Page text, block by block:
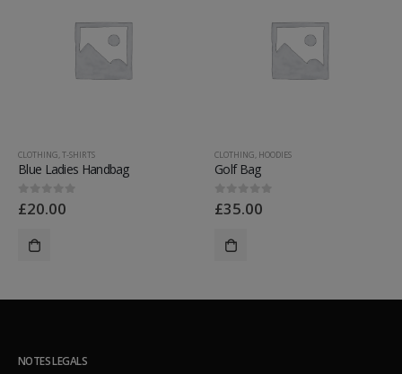
CLOTHING T-SHIRTS
Blue Ladies Handbag
0out of 5
£20.00
CLOTHING HOODIES
Golf Bag
0out of 5
£35.00
NOTES LEGALS